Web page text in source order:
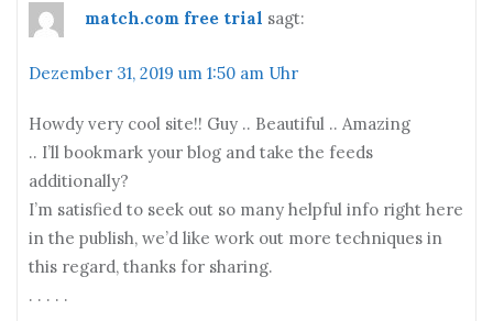
match.com free trial sagt:
Dezember 31, 2019 um 1:50 am Uhr
Howdy very cool site!! Guy .. Beautiful .. Amazing
.. I’ll bookmark your blog and take the feeds
additionally?
I’m satisfied to seek out so many helpful info right here
in the publish, we’d like work out more techniques in
this regard, thanks for sharing.
. . . . .